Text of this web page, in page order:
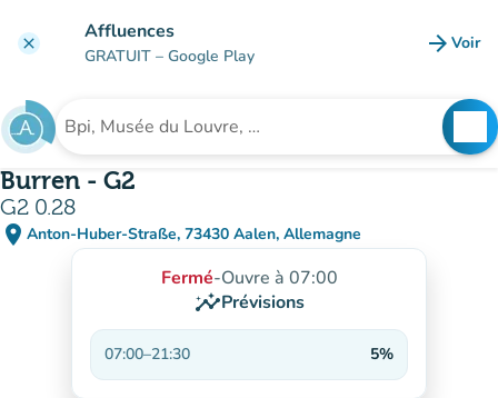
clear Affluences
GRATUIT – Google Play arrow_forward Voir
Rechercher un établissement
Burren - G2
G2 0.28
place Anton-Huber-Straße, 73430 Aalen, Allemagne
(ouvrir dans Google Maps)
(nouvel onglet)
Fermé-Ouvre à 07:00
insightsPrévisions
07:00–21:30 5%